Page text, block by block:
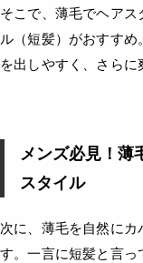
そこで、薄毛でヘア
ル（短髪）がおすす
を出しやすく、さらに
メンズ必見！薄
スタイル
次に、薄毛を自然にカ
す。一言に短髪と言